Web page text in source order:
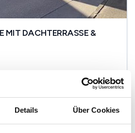
Details Über Cookies
MIT DACHTERRASSE &